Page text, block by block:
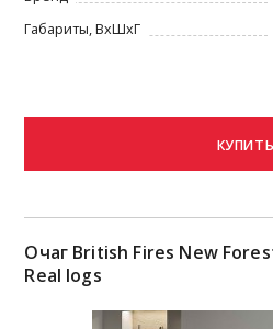
Габариты, ВxШxГ
КУПИТЬ
Очаг British Fires New
Real logs